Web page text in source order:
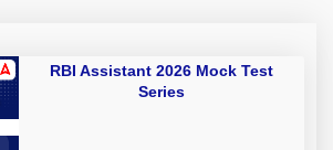
RBI Assistant 2026 Mock Test
Series